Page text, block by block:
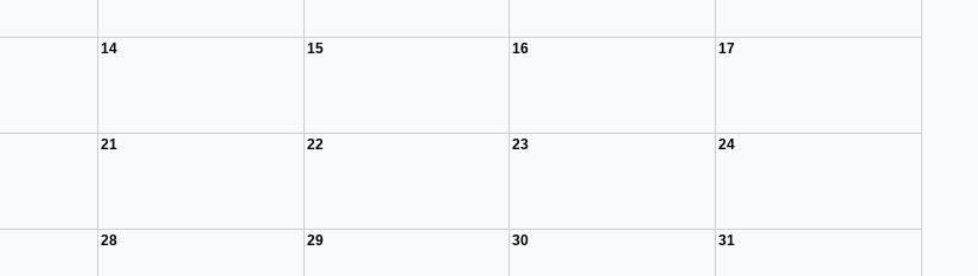
14 15 16 17
21 22 23 24
28 29 30 31